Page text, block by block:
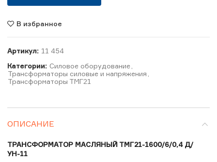
В избранное
Артикул: 11 454
Категории: Силовое оборудование
Трансформаторы силовые и напряжения
Трансформаторы ТМГ21
ОПИСАНИЕ
ТРАНСФОРМАТОР МАСЛЯНЫЙ ТМГ21-1600/6/0,4 Д/
УН-11